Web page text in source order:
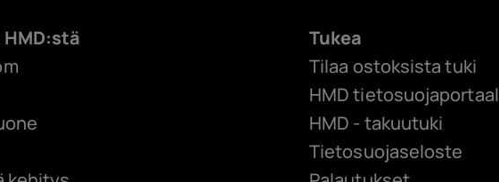
Tukea
Tilaa ostoksista tuki
HMD tietosuojaportaal
HMD - takuutuki
Tietosuojaseloste